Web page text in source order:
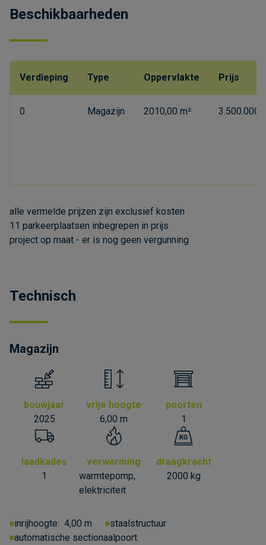
Beschikbaarheden
Verdieping Type Oppervlakte Prijs
0 Magazijn 2010,00 m²
alle vermelde prijzen zijn exclusief kosten
11 parkeerplaatsen inbegrepen in prijs
project op maat - er is nog geen vergunning
Technisch
Magazijn
bouwjaar
2025
vrije hoogte
6,00 m
poorten
1
laadkades
1
verwarming
warmtepomp,
elektriciteit
draagkracht
2000 kg
inrijhoogte: 4,00 m
staalstructuur
automatische sectionaalpoort